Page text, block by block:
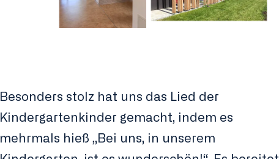
Besonders stolz hat uns das Lied der
Kindergartenkinder gemacht, indem es
mehrmals hieß „Bei uns, in unserem